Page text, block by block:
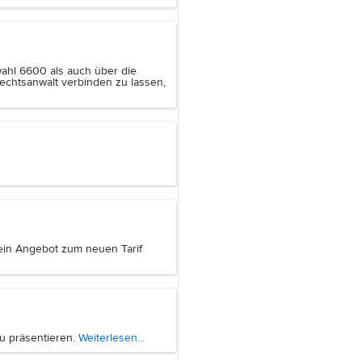
6600 als auch über die
verbinden zu lassen,
Angebot zum neuen Tarif
präsentieren. Weiterlesen...